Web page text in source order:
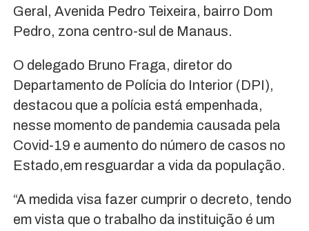
Geral, Avenida Pedro Teixeira, bairro Dom
Pedro, zona centro-sul de Manaus.
O delegado Bruno Fraga, diretor do
Departamento de Polícia do Interior (DPI),
destacou que a polícia está empenhada,
nesse momento de pandemia causada pela
Covid-19 e aumento do número de casos no
Estado,em resguardar a vida da população.
“A medida visa fazer cumprir o decreto, tendo
em vista que o trabalho da instituição é um